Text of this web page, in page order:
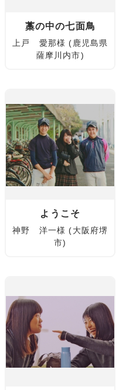
藁の中の七面鳥
上戸 愛那様 (鹿児島県
薩摩川内市)
ようこそ
神野 洋一様 (大阪府堺
市)